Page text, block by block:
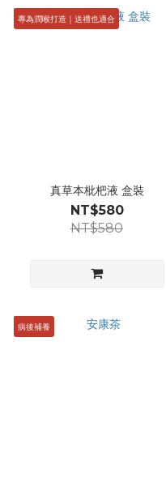
專為潤喉打造｜送禮也適合
真草本枇杷液 盒裝
NT$580
NT$580
病後補養